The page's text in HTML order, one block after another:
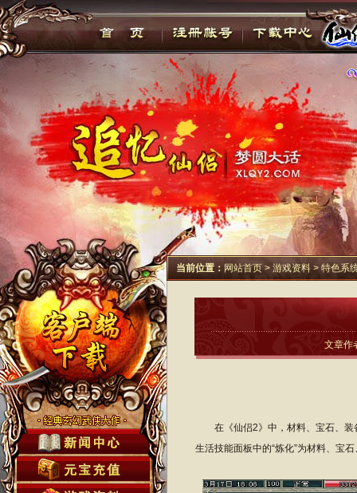
当前位置： 网站首页> 游戏资料 > 特色系
文章
在《仙侣2》中，材料、宝石、装
生活技能面板中的“炼化”为材料、宝